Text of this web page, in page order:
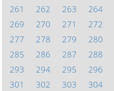
261
262 263 264
269
270 271 272
277
278 279 280
285
286 287 288
293
294 295 296
301
302 303 304